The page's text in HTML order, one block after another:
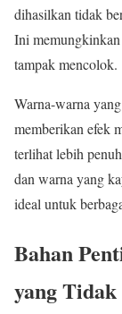
dihasilkan tidak
Ini
tampak mencolok.
Warna-warna
memberikan efek
terlihat lebih
dan warna yang
ideal untuk
Bahan
yang